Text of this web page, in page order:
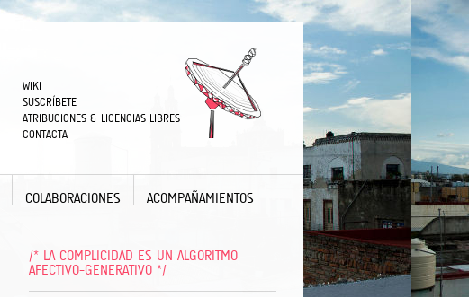
WIKI
SUSCRÍBETE
ATRIBUCIONES & LICENCIAS LIBRES
CONTACTA
COLABORACIONES ACOMPAÑAMIENTOS
/* LA COMPLICIDAD ES UN ALGORITMO
AFECTIVO-GENERATIVO */